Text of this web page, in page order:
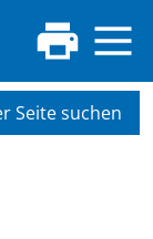
Seite suchen